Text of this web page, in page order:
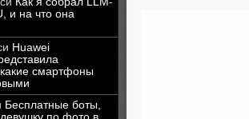
и на что она
Huawei
смартфоны
Бесплатные боты,